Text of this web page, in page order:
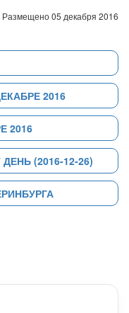
Размещено 05 декабря 2016
2016
2016
(2016-12-26)